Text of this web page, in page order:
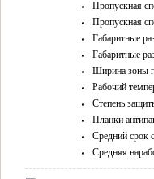
Пропускная
Пропускная
Габаритные
Габаритные
Ширина зоны
Рабочий
Степень
Планки
Средний срок
Средняя